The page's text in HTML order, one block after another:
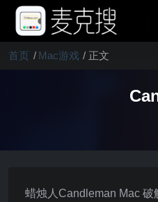
首页 Mac游戏 正文
蜡烛人Candleman Mac